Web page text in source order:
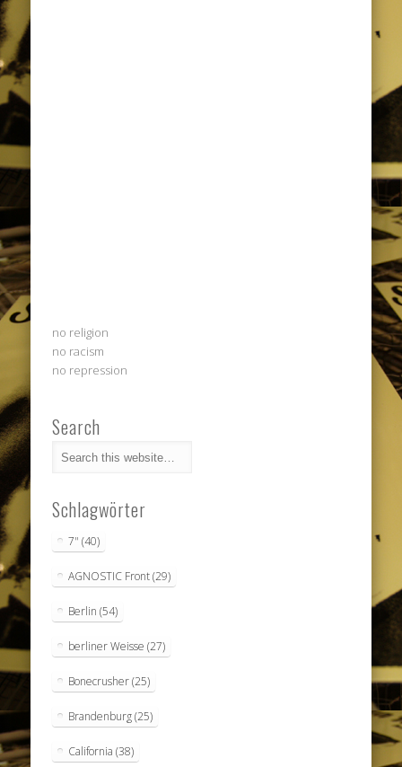
no religion
no racism
no repression
Search
Schlagwörter
7" (40)
AGNOSTIC Front(29)
Berlin (54)
berliner Weisse (27)
Bonecrusher(25)
Brandenburg(25)
California (38)